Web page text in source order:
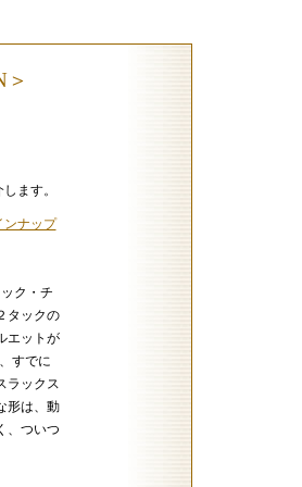
ます。
ンナップ
ク・チ
タックの
エットが
すでに
ラックス
形は、動
、ついつ